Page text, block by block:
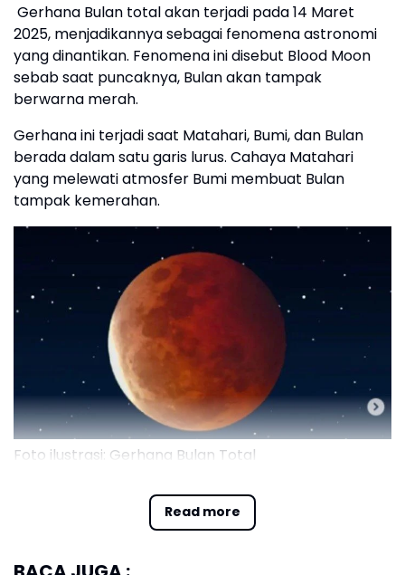
Read more
Gerhana Bulan total akan terjadi pada 14 Maret
2025, menjadikannya sebagai fenomena astronomi
yang dinantikan. Fenomena ini disebut Blood Moon
sebab saat puncaknya, Bulan akan tampak
berwarna merah.
Gerhana ini terjadi saat Matahari, Bumi, dan Bulan
berada dalam satu garis lurus. Cahaya Matahari
yang melewati atmosfer Bumi membuat Bulan
tampak kemerahan.
Foto ilustrasi: Gerhana Bulan Total
Jadwal Gerhana Bulan Total 2025
Terjadi pada: Jumat, 14 Maret 2025.
Fase puncak: Pukul 13.54 WIB.